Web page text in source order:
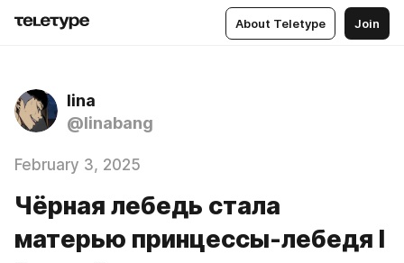
About Teletype Join
lina
@linabang
February 3, 2025
Чёрная лебедь стала
матерью принцессы-лебедя I